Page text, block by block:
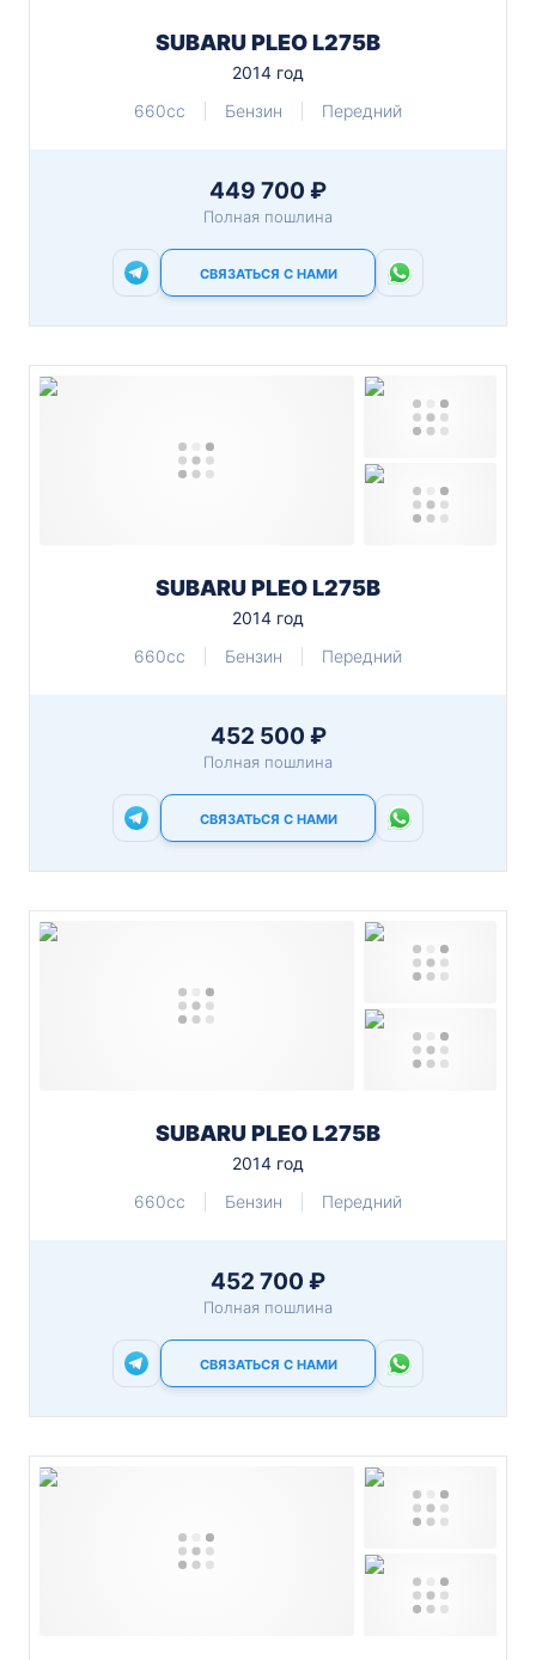
SUBARU PLEO L275B
2014 год
660cc
Бензин Передний
449 700 ₽
Полная пошлина
СВЯЗАТЬСЯ С НАМИ
SUBARU PLEO L275B
2014 год
660cc
Бензин Передний
452 500 ₽
Полная пошлина
СВЯЗАТЬСЯ С НАМИ
SUBARU PLEO L275B
2014 год
660cc
Бензин Передний
452 700 ₽
Полная пошлина
СВЯЗАТЬСЯ С НАМИ